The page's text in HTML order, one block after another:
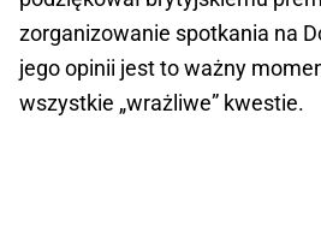
zorganizowanie spotkania na
jego opinii jest to ważny
wszystkie „wrażliwe” kwestie.